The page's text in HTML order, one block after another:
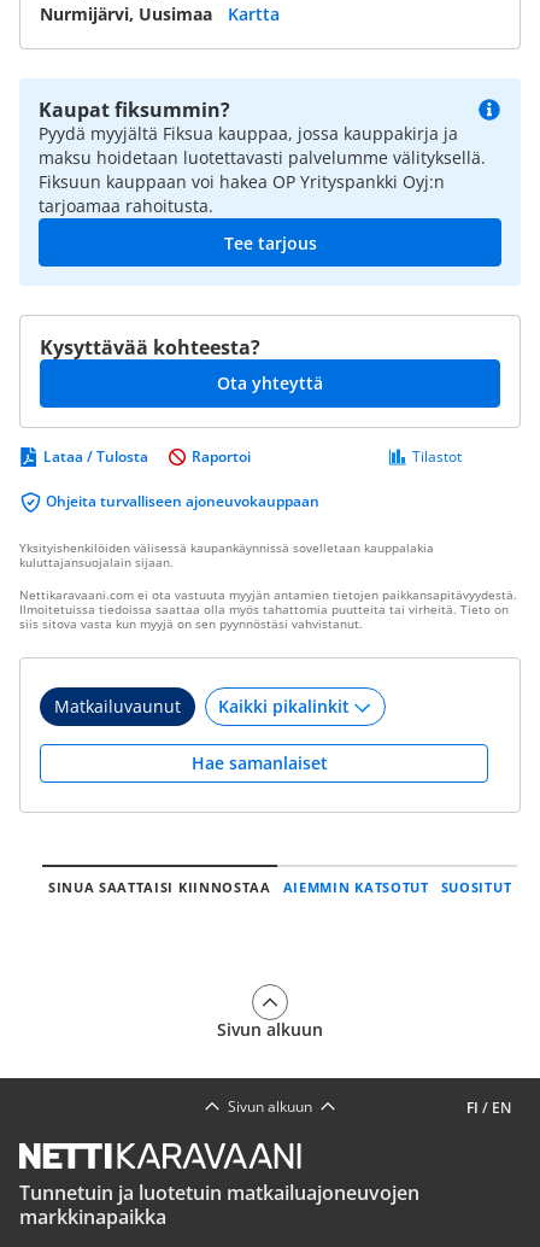
Nurmijärvi, Uusimaa
Kartta
Kaupat fiksummin?
Pyydä myyjältä Fiksua kauppaa, jossa kauppakirja ja
maksu hoidetaan luotettavasti palvelumme välityksellä.
Fiksuun kauppaan voi hakea OP Yrityspankki Oyj:n
tarjoamaa rahoitusta.
Tee tarjous
Kysyttävää kohteesta?
Ota yhteyttä
Lataa / Tulosta
Ohjeita turvalliseen ajoneuvokauppaan
Tilastot
Raportoi
Yksityishenkilöiden välisessä kaupankäynnissä sovelletaan kauppalakia
kuluttajansuojalain sijaan.
Nettikaravaani.com ei ota vastuuta myyjän antamien tietojen paikkansapitävyydestä.
Ilmoitetuissa tiedoissa saattaa olla myös tahattomia puutteita tai virheitä. Tieto on
siis sitova vasta kun myyjä on sen pyynnöstäsi vahvistanut.
Matkailuvaunut
Hae samanlaiset
SINUA SAATTAISI KIINNOSTAA AIEMMIN KATSOTUT SUOSITUT
Sivun alkuun
FI / EN
Sivun alkuun
Tunnetuin ja luotetuin matkailuajoneuvojen
markkinapaikka